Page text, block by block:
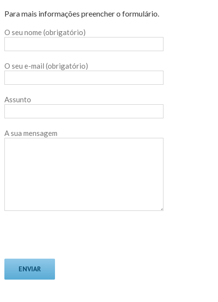
Para mais informações preencher o formulário.
O seu nome (obrigatório)
O seu e-mail (obrigatório)
Assunto
A sua mensagem